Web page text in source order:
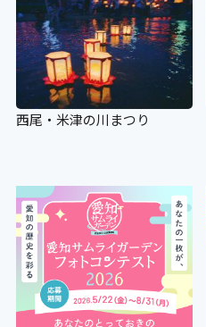
西尾・米津の川まつり